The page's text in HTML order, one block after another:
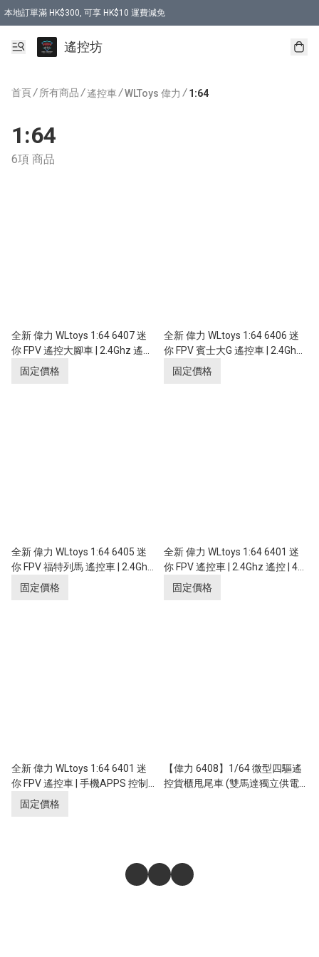
本地訂單滿 HK$300, 可享 HK$10 運費減免
購買 7.6V 6500mah 70C 電池 送 7.6V USB充電器
遙控坊
首頁/ 所有商品 /遙控車/WLToys 偉力 / 1:64
1:64
6項 商品
全新 偉力 WLtoys 1:64 6407 迷
你 FPV 遙控大腳車 | 2.4Ghz 遙控
| 4輪驅動 | 實時傳送影像
固定價格
全新 偉力 WLtoys 1:64 6406 迷
你 FPV 賓士大G 遙控車 | 2.4Ghz
遙控 | 4輪驅動 | 實時傳送影像
固定價格
全新 偉力 WLtoys 1:64 6405 迷
你 FPV 福特列馬 遙控車 | 2.4Ghz
遙控 | 4輪驅動 | 實時傳送影像
固定價格
全新 偉力 WLtoys 1:64 6401 迷
你 FPV 遙控車 | 2.4Ghz 遙控 | 4輪
驅動 | 實時傳送影像
固定價格
全新 偉力 WLtoys 1:64 6401 迷
你 FPV 遙控車 | 手機APPS 控制 |
4輪驅動 | 實時傳送影像
固定價格
【偉力 6408】1/64 微型四驅遙
控貨櫃甩尾車 (雙馬達獨立供電/